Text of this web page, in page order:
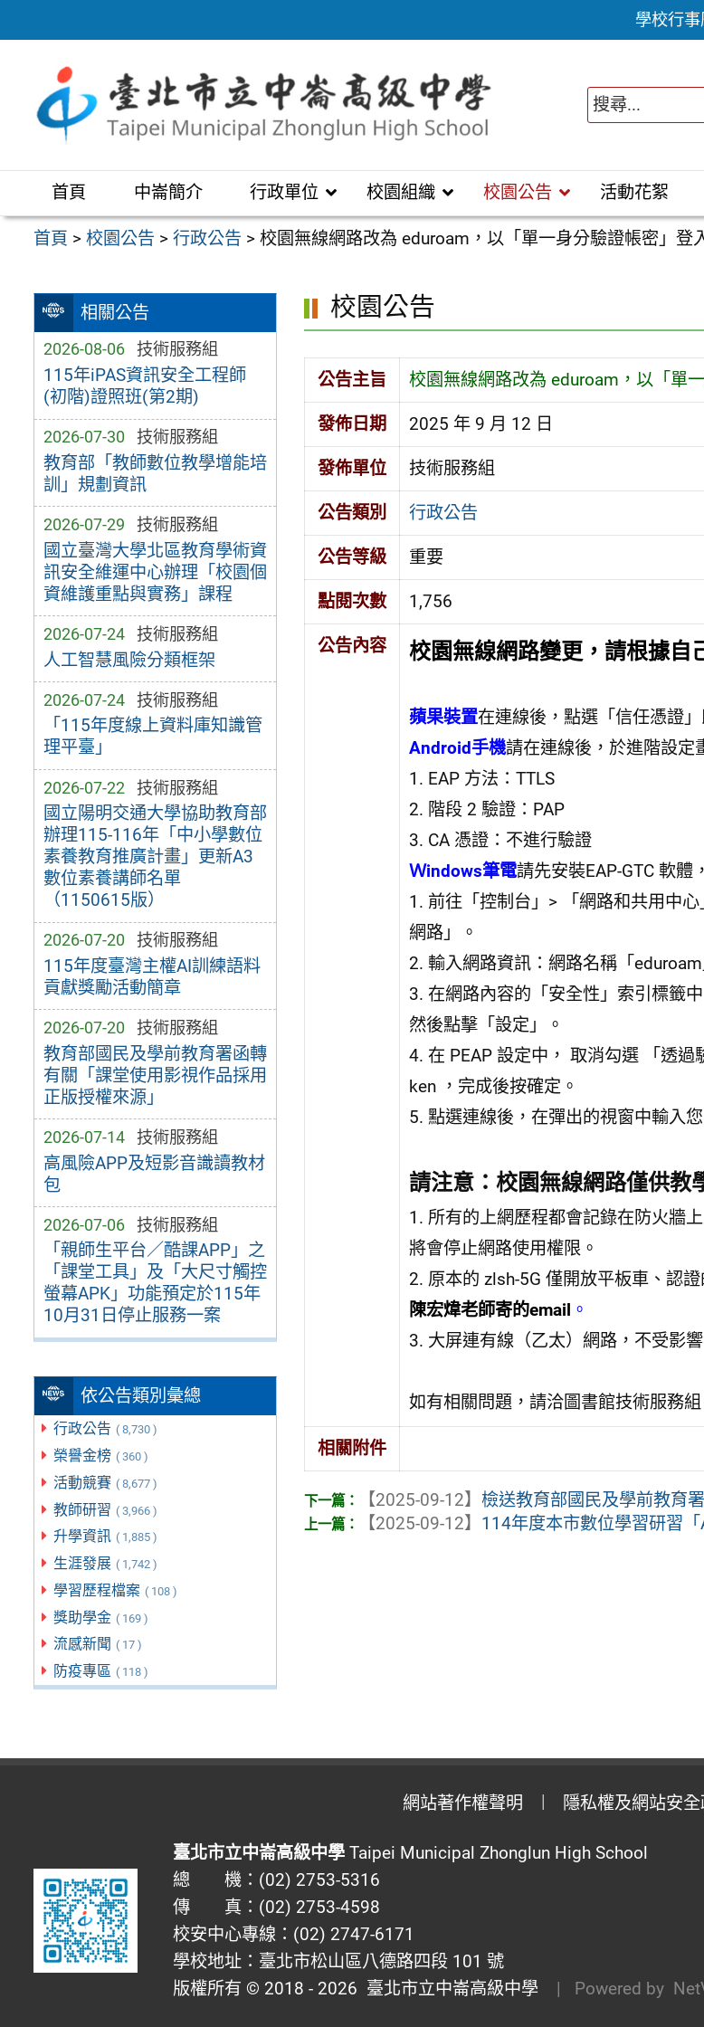
至
區
學校行事
首頁 中崙簡介 行政單位 校園組織 校園公告 活動花絮
首頁 >校園公告 >行政公告 >校園無線網路改為 eduroam，以「單一身分驗證帳密」登
相關公告
2026-08-06 技術服務組
115年iPAS資訊安全工程師
(初階)證照班(第2期)
2026-07-30 技術服務組
教育部「教師數位教學增能培
訓」規劃資訊
2026-07-29 技術服務組
國立臺灣大學北區教育學術資
訊安全維運中心辦理「校園個
資維護重點與實務」課程
2026-07-24 技術服務組
人工智慧風險分類框架
2026-07-24 技術服務組
「115年度線上資料庫知識管
理平臺」
2026-07-22 技術服務組
國立陽明交通大學協助教育部
辦理115-116年「中小學數位
素養教育推廣計畫」更新A3
數位素養講師名單
（1150615版）
2026-07-20 技術服務組
115年度臺灣主權AI訓練語料
貢獻獎勵活動簡章
2026-07-20 技術服務組
教育部國民及學前教育署函轉
有關「課堂使用影視作品採用
正版授權來源」
2026-07-14 技術服務組
高風險APP及短影音識讀教材
包
2026-07-06 技術服務組
「親師生平台／酷課APP」之
「課堂工具」及「大尺寸觸控
螢幕APK」功能預定於115年
10月31日停止服務一案
依公告類別彙總
行政公告 ( 8,730 )
榮譽金榜 ( 360 )
活動競賽 ( 8,677 )
教師研習 ( 3,966 )
升學資訊 ( 1,885 )
生涯發展 ( 1,742 )
學習歷程檔案 ( 108 )
獎助學金 ( 169 )
流感新聞 ( 17 )
防疫專區 ( 118 )
校園公告
公告主旨 校園無線網路改為 eduroam，以「單
發佈日期 2025 年 9 月 12 日
發佈單位 技術服務組
公告類別 行政公告
公告等級 重要
點閱次數 1,756
公告內容 校園無線網路變更，請根據自
蘋果裝置在連線後，點選「信任憑證」
Android手機請在連線後，於進階設定
1. EAP 方法：TTLS
2. 階段 2 驗證：PAP
3. CA 憑證：不進行驗證
Ｗindows筆電請先安裝EAP-GTC 軟體
1. 前往「控制台」> 「網路和共用中
網路」。
2. 輸入網路資訊：網路名稱「
3. 在網路內容的「安全性」索引標籤
然後點擊「設定」。
4. 在 PEAP 設定中， 取消勾選 「透
ken ，完成後按確定。
5. 點選連線後，在彈出的視窗中輸入
請注意：校園無線網路僅供教
1. 所有的上網歷程都會記錄在防火牆
將會停止網路使用權限。
2. 原本的 zlsh-5G 僅開放平板車、認
陳宏煒老師寄的email 。
3. 大屏連有線（乙太）網路，不受影
如有相關問題，請洽圖書館技術服務
相關附件
【2025-09-12】檢送教育部國民及學前教育
【2025-09-12】 114年度本市數位學習研習
網站著作權聲明 隱私權及網站安
臺北市立中崙高級中學Taipei Municipal Zhonglun High School
總 機：(02) 2753-5316
傳 真：(02) 2753-4598
校安中心專線：(02) 2747-6171
學校地址：臺北市松山區八德路四段 101 號
版權所有 © 2018 - 2026 臺北市立中崙高級中學 | Powered by